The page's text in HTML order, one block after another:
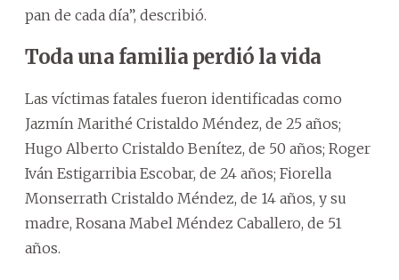
pan de cada día”, describió.
Toda una familia perdió la vida
Las víctimas fatales fueron identificadas como
Jazmín Marithé Cristaldo Méndez, de 25 años;
Hugo Alberto Cristaldo Benítez, de 50 años; Roger
Iván Estigarribia Escobar, de 24 años; Fiorella
Monserrath Cristaldo Méndez, de 14 años, y su
madre, Rosana Mabel Méndez Caballero, de 51
años.